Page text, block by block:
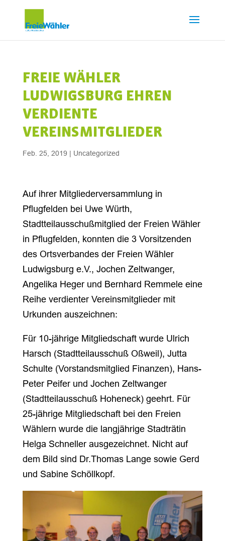
FREIE WÄHLER
LUDWIGSBURG EHREN
VERDIENTE
VEREINSMITGLIEDER
Feb. 25, 2019 | Uncategorized
Auf ihrer Mitgliederversammlung in
Pflugfelden bei Uwe Würth,
Stadtteilausschußmitglied der Freien Wähler
in Pflugfelden, konnten die 3 Vorsitzenden
des Ortsverbandes der Freien Wähler
Ludwigsburg e.V., Jochen Zeltwanger,
Angelika Heger und Bernhard Remmele eine
Reihe verdienter Vereinsmitglieder mit
Urkunden auszeichnen:
Für 10-jährige Mitgliedschaft wurde Ulrich
Harsch (Stadtteilausschuß Oßweil), Jutta
Schulte (Vorstandsmitglied Finanzen), Hans-
Peter Peifer und Jochen Zeltwanger
(Stadtteilausschuß Hoheneck) geehrt. Für
25-jährige Mitgliedschaft bei den Freien
Wählern wurde die langjährige Stadträtin
Helga Schneller ausgezeichnet. Nicht auf
dem Bild sind Dr.Thomas Lange sowie Gerd
und Sabine Schöllkopf.